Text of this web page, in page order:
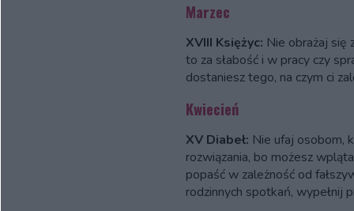
Marzec
XVIII Księżyc: Nie obrażaj się
to za słabość i w pracy czy
dostaniesz tego, na czym ci
Kwiecień
XV Diabeł: Nie ufaj osobom,
rozwiązania, bo możesz
popaść w zależność od
rodzinnych spotkań, wypełnij